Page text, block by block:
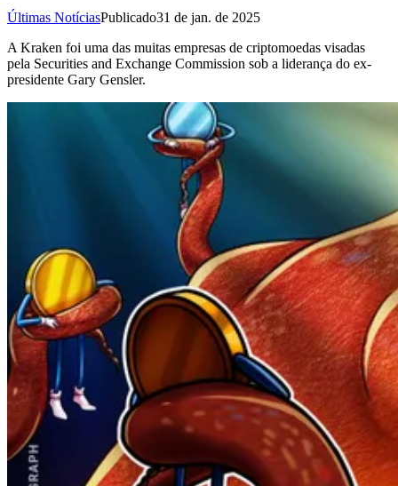
Últimas NotíciasPublicado31 de jan. de 2025
A Kraken foi uma das muitas empresas de criptomoedas visadas
pela Securities and Exchange Commission sob a liderança do ex-
presidente Gary Gensler.